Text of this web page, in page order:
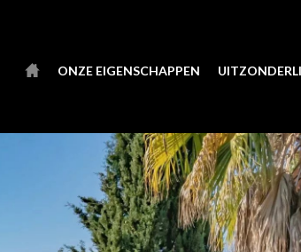
ONZE EIGENSCHAPPEN